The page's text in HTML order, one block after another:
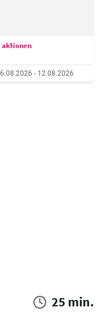
aktionen
- 12.08.2026
25 min.